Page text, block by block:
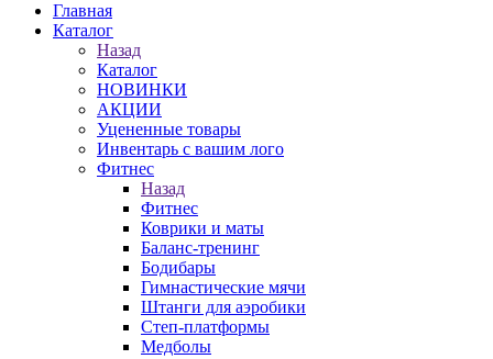
Главная
Каталог
Назад
Каталог
НОВИНКИ
АКЦИИ
Уцененные товары
Инвентарь с вашим лого
Фитнес
Назад
Фитнес
Коврики и маты
Баланс-тренинг
Бодибары
Гимнастические мячи
Штанги для аэробики
Степ-платформы
Медболы